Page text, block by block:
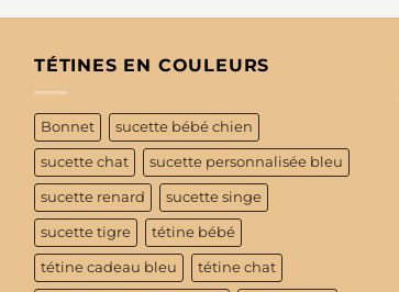
TÉTINES EN COULEURS
Bonnet sucette bébé chien
sucette chat sucette personnalisée bleu
sucette renard sucette singe
sucette tigre tétine bébé
tétine cadeau bleu tétine chat